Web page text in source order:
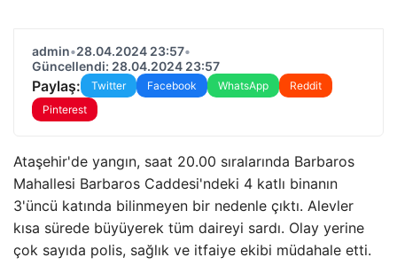
admin•28.04.2024 23:57•
Güncellendi: 28.04.2024 23:57
Paylaş: Twitter Facebook WhatsApp
Reddit
Pinterest
Ataşehir'de yangın, saat 20.00 sıralarında Barbaros
Mahallesi Barbaros Caddesi'ndeki 4 katlı binanın
3'üncü katında bilinmeyen bir nedenle çıktı. Alevler
kısa sürede büyüyerek tüm daireyi sardı. Olay yerine
çok sayıda polis, sağlık ve itfaiye ekibi müdahale etti.